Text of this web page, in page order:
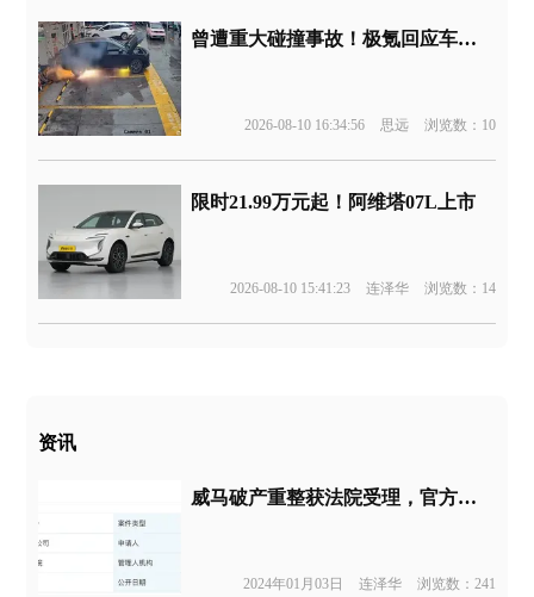
曾遭重大碰撞事故！极氪回应车辆起火
2026-08-10 16:34:56 思远 浏览数：10
限时21.99万元起！阿维塔07L上市
2026-08-10 15:41:23 连泽华 浏览数：14
资讯
威马破产重整获法院受理，官方回应
2024年01月03日 连泽华 浏览数：241